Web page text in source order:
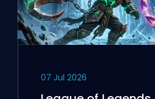
07 Jul 2026